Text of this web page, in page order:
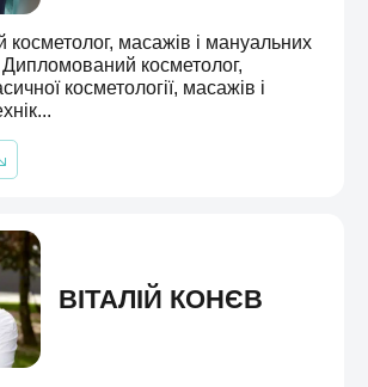
масажів і мануальних
Дипломований косметолог,
косметології, масажів і
ВІТАЛІЙ КОНЄВ